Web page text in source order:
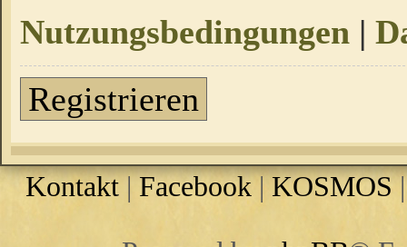
Nutzungsbedingungen |
Registrieren
Kontakt | Facebook |KOSMOS